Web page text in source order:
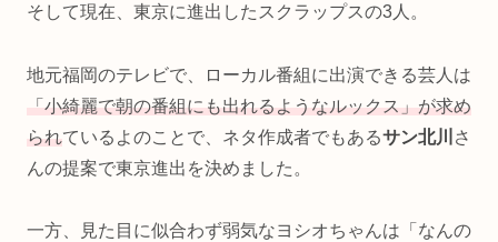
そして現在、東京に進出したスクラップスの3人。
地元福岡のテレビで、ローカル番組に出演できる芸人は
「小綺麗で朝の番組にも出れるようなルックス」が求め
られているよのことで、ネタ作成者でもあるサン北川
さ
んの提案で東京進出を決めました。
一方、見た目に似合わず弱気なヨシオちゃんは「なんの